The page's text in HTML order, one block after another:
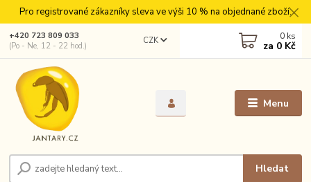
Pro registrované zákazníky sleva ve výši 10 % na objednané zboží.
Menu
CZK
Hledat
+420 723 809 033
(Po - Ne, 12 - 22 hod.)
0 ks
za 0 Kč